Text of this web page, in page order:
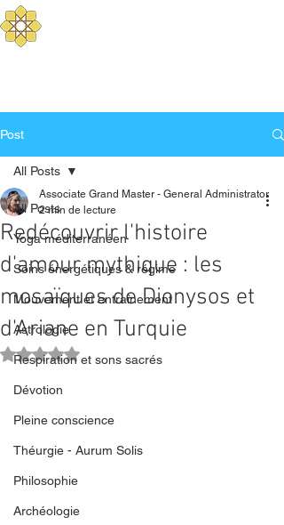
Post
All Posts
Yoga méditerranéen
Soins énergétiques & régime
Mouvement et entraînement
Astrologie
Respiration et sons sacrés
Dévotion
Pleine conscience
Théurgie - Aurum Solis
Philosophie
Archéologie
All Posts
Redécouvrir l'histoire
d'amour mythique : les
mosaïques de Dionysos et
d'Ariane en Turquie
Associate Grand Master - General Administrator
2 min de lecture
Noté NaN étoiles sur 5.